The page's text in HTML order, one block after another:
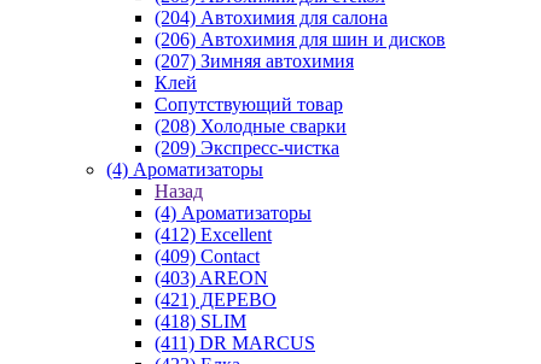
(204) Автохимия для салона
(206) Автохимия для шин и дисков
(207) Зимняя автохимия
Клей
Сопутствующий товар
(208) Холодные сварки
(209) Экспреcс-чистка
(4) Ароматизаторы
Назад
(4) Ароматизаторы
(412) Excellent
(409) Contact
(403) AREON
(421) ДЕРЕВО
(418) SLIM
(411) DR MARCUS